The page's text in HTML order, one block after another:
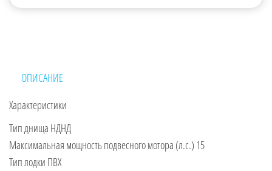
ОПИСАНИЕ
Характеристики
Тип днища НДНД
Максимальная мощность подвесного мотора (л.с.) 15
Тип лодки ПВХ